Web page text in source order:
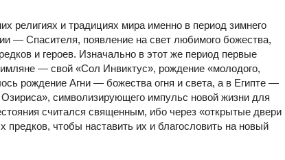
религиях и традициях мира именно в период зимнего
— Спасителя, появление на свет любимого божества,
и героев. Изначально в этот же период первые
— свой «Сол Инвиктус», рождение «молодого,
рождение Агни — божества огня и света, а в Египте —
символизирующего импульс новой жизни для
считался священным, ибо через «открытые двери
чтобы наставить их и благословить на новый